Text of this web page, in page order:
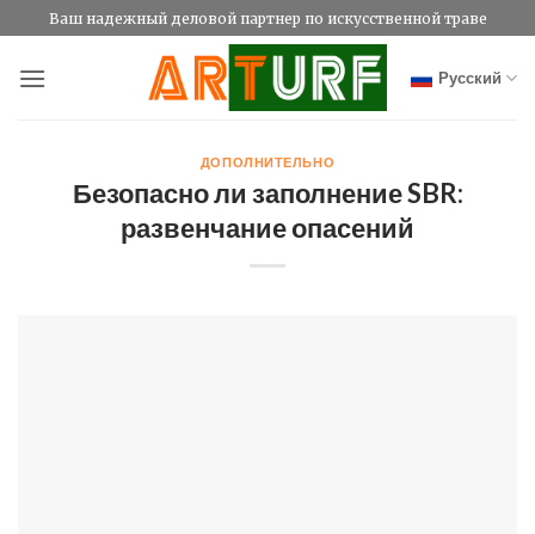
to
content
Ваш надежный деловой партнер по искусственной траве
Русский
ДОПОЛНИТЕЛЬНО
Безопасно ли заполнение SBR:
развенчание опасений